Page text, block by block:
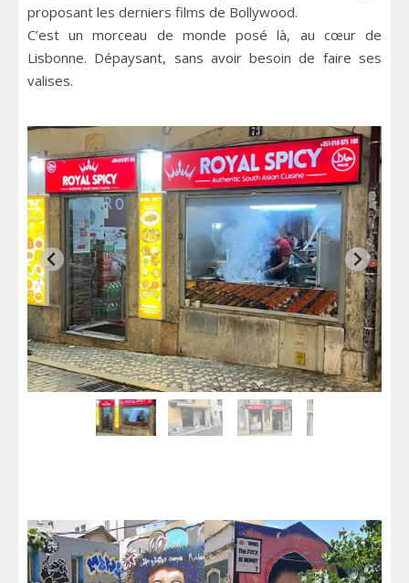
proposant les derniers films de Bollywood.
C’est un morceau de monde posé là, au cœur de
Lisbonne. Dépaysant, sans avoir besoin de faire ses
valises.